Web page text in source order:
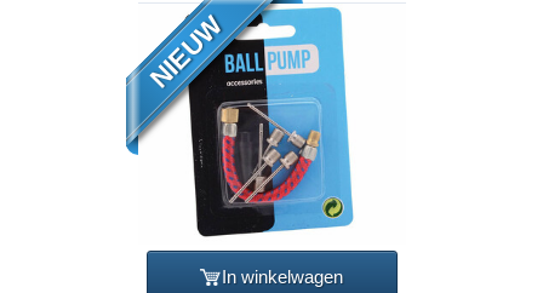
NIEUW
In winkelwagen